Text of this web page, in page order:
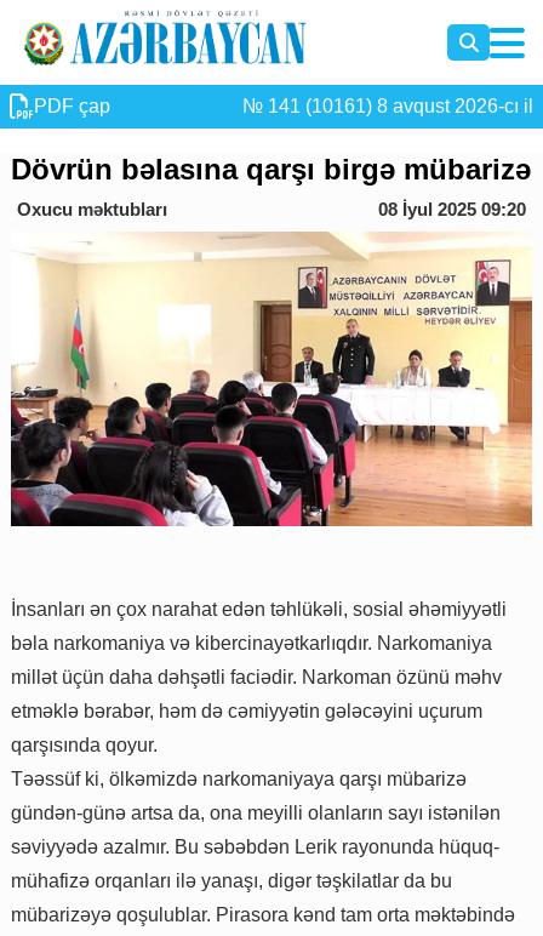
PDF çap № 141 (10161) 8 avqust 2026-cı il
Dövrün bəlasına qarşı birgə mübarizə
Oxucu məktubları 08 İyul 2025 09:20
İnsanları ən çox narahat edən təhlükəli, sosial əhəmiyyətli
bəla narkomaniya və kibercinayətkarlıqdır. Narkomaniya
millət üçün daha dəhşətli faciədir. Narkoman özünü məhv
etməklə bərabər, həm də cəmiyyətin gələcəyini uçurum
qarşısında qoyur.
Təəssüf ki, ölkəmizdə narkomaniyaya qarşı mübarizə
gündən-günə artsa da, ona meyilli olanların sayı istənilən
səviyyədə azalmır. Bu səbəbdən Lerik rayonunda hüquq-
mühafizə orqanları ilə yanaşı, digər təşkilatlar da bu
mübarizəyə qoşulublar. Pirasora kənd tam orta məktəbində